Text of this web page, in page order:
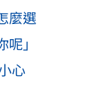
麼選
」
心